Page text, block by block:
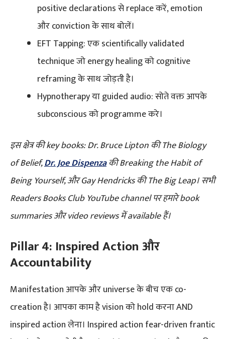
positive declarations से replace करें, emotion
और conviction के साथ बोलें।
EFT Tapping: एक scientifically validated
technique जो energy healing को cognitive
reframing के साथ जोड़ती है।
Hypnotherapy या guided audio: सोते वक्त आपके
subconscious को programme करे।
इस क्षेत्र की key books: Dr. Bruce Lipton की The Biology
of Belief,Dr. Joe Dispenzaकी Breaking the Habit of
Being Yourself, और Gay Hendricks की The Big Leap। सभी
Readers Books Club YouTube channel पर हमारे book
summaries और video reviews में available हैं।
Pillar 4: Inspired Action और
Accountability
Manifestation आपके और universe के बीच एक co-
creation है। आपका काम है vision को hold करना AND
inspired action लेना। Inspired action fear-driven frantic